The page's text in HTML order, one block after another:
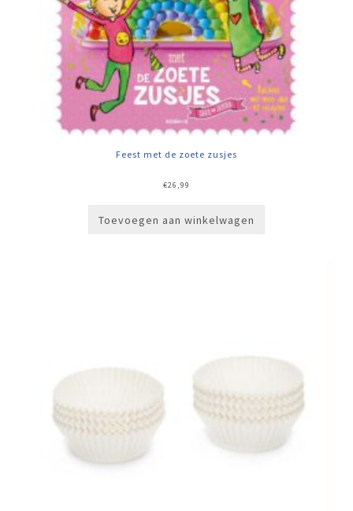
Feest met de zoete zusjes
€26,99
Toevoegen aan winkelwagen